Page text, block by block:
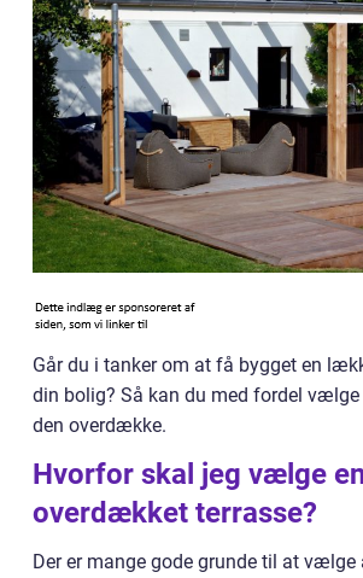
Går du i tanker om at få bygget en
din bolig? Så kan du med fordel
den overdække.
Hvorfor skal jeg vælge
overdækket terrasse?
Der er mange gode grunde til at vælge